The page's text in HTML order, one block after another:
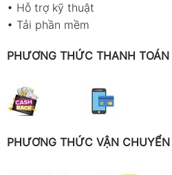
• Hỗ trợ kỹ thuật
• Tải phần mềm
PHƯƠNG THỨC THANH TOÁN
PHƯƠNG THỨC VẬN CHUYỂN